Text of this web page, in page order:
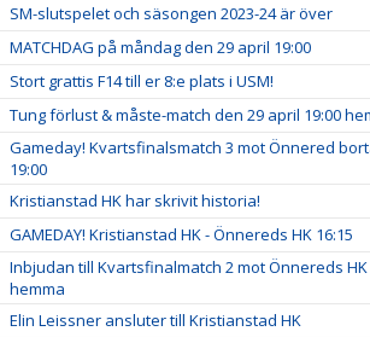
SM-slutspelet och säsongen 2023-24 är över
MATCHDAG på måndag den 29 april 19:00
Stort grattis F14 till er 8:e plats i USM!
Tung förlust & måste-match den 29 april 19:00
Gameday! Kvartsfinalsmatch 3 mot Önnered
19:00
Kristianstad HK har skrivit historia!
GAMEDAY! Kristianstad HK - Önnereds HK 16:15
Inbjudan till Kvartsfinalmatch 2 mot Önnereds HK
hemma
Elin Leissner ansluter till Kristianstad HK